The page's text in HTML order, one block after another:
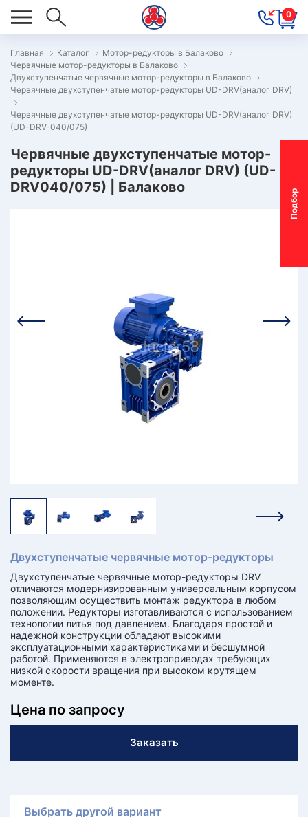
0
П
о
д
б
о
р
м
о
т
о
р
-
р
е
д
у
к
т
о
р
Главная Каталог
Мотор-редукторы в Балаково
Червячные мотор-редукторы в Балаково
Двухступенчатые червячные мотор-редукторы в Балаково
Червячные двухступенчатые мотор-редукторы UD-DRV(аналог DRV)
Червячные двухступенчатые мотор-редукторы UD-DRV(аналог DRV)
(UD-DRV-040/075)
Червячные двухступенчатые мотор-
редукторы UD-DRV(аналог DRV) (UD-
DRV040/075) | Балаково
Двухступенчатые червячные мотор-редукторы
Двухступенчатые червячные мотор-редукторы DRV
отличаются модернизированным универсальным корпусом
позволяющим осуществить монтаж редуктора в любом
положении. Редукторы изготавливаются с использованием
технологии литья под давлением. Благодаря простой и
надежной конструкции обладают высокими
эксплуатационными характеристиками и бесшумной
работой. Применяются в электроприводах требующих
низкой скорости вращения при высоком крутящем
моменте.
Цена по запросу
Заказать
Выбрать другой вариант